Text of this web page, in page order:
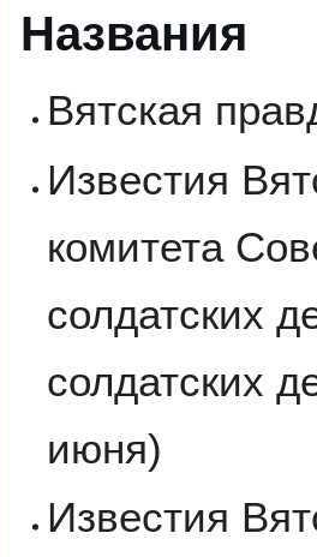
Названия
Вятская
Известия
комитета
солдатских
солдатских
июня)
Известия